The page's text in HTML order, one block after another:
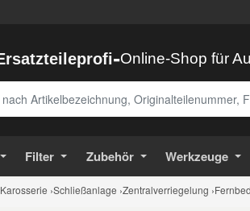
-Online-Shop für
Filter Zubehör Werkzeuge
Karosserie ›Schließanlage ›Zentralverriegelung ›